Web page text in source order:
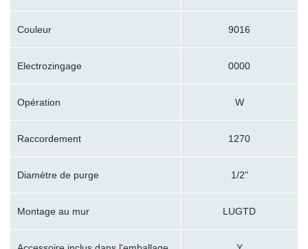
Couleur 9016
Electrozingage 0000
Opération W
Raccordement 1270
Diamètre de purge 1/2"
Montage au mur LUGTD